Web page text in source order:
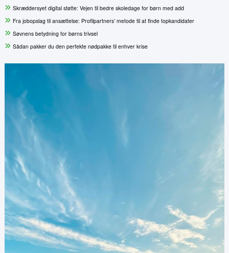
Skræddersyet digital støtte: Vejen til bedre skoledage for børn med add
Fra jobopslag til ansættelse: Profilpartners’ metode til at finde topkandidater
Søvnens betydning for børns trivsel
Sådan pakker du den perfekte nødpakke til enhver krise